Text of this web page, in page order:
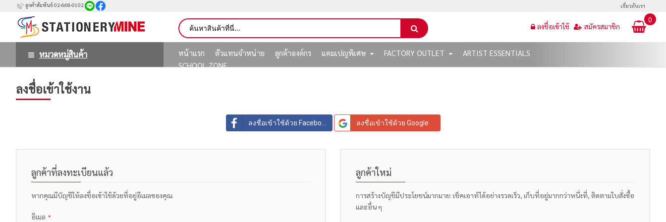
ลูกค้าสัมพันธ์ 02-668-0102 เกี่ยวกับเรา
0
ลงชื่อเข้าใช้ สมัครสมาชิก
หมวดหมู่สินค้า หน้าแรก ตัวแทนจำหน่าย ลูกค้าองค์กร แคมเปญพิเศษ FACTORY OUTLET
ARTIST ESSENTIALS
SCHOOL ZONE
ลงชื่อเข้าใช้งาน
ลงชื่อเข้าใช้ด้วย Facebook ลงชื่อเข้าใช้ด้วย Google
ลูกค้าที่ลงทะเบียนแล้ว
หากคุณมีบัญชีให้ลงชื่อเข้าใช้ด้วยที่อยู่อีเมลของคุณ
อีเมล
ลูกค้าใหม่
การสร้างบัญชีมีประโยชน์มากมาย: เช็คเอาท์ได้อย่างรวดเร็ว, เก็บที่อยู่มากกว่าหนึ่งที่, ติดตามใบสั่งซื้อ
และอื่น ๆ